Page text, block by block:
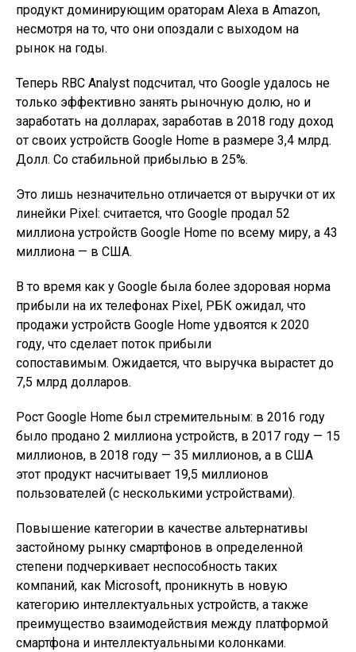
продукт доминирующим ораторам Alexa в Amazon,
несмотря на то, что они опоздали с выходом на
рынок на годы.
Теперь RBC Analyst подсчитал, что Google удалось не
только эффективно занять рыночную долю, но и
заработать на долларах, заработав в 2018 году доход
от своих устройств Google Home в размере 3,4 млрд.
Долл. Со стабильной прибылью в 25%.
Это лишь незначительно отличается от выручки от их
линейки Pixel: считается, что Google продал 52
миллиона устройств Google Home по всему миру, а 43
миллиона — в США.
В то время как у Google была более здоровая норма
прибыли на их телефонах Pixel, РБК ожидал, что
продажи устройств Google Home удвоятся к 2020
году, что сделает поток прибыли
сопоставимым. Ожидается, что выручка вырастет до
7,5 млрд долларов.
Рост Google Home был стремительным: в 2016 году
было продано 2 миллиона устройств, в 2017 году — 15
миллионов, в 2018 году — 35 миллионов, а в США
этот продукт насчитывает 19,5 миллионов
пользователей (с несколькими устройствами).
Повышение категории в качестве альтернативы
застойному рынку смартфонов в определенной
степени подчеркивает неспособность таких
компаний, как Microsoft, проникнуть в новую
категорию интеллектуальных устройств, а также
преимущество взаимодействия между платформой
смартфона и интеллектуальными колонками.